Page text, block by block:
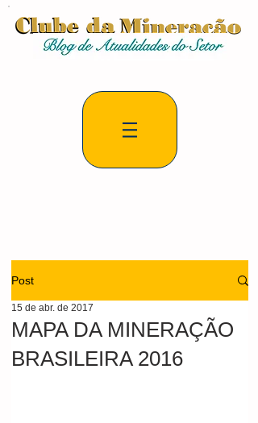
Post
MAPA DA MINERAÇÃO
BRASILEIRA 2016
15 de abr. de 2017